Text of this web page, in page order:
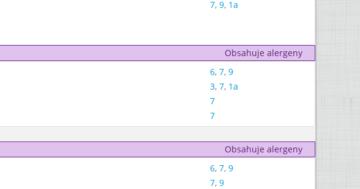
7, 9, 1a
Obsahuje alergeny
6, 7, 9
3, 7, 1a
7
7
Obsahuje alergeny
6, 7, 9
7, 9